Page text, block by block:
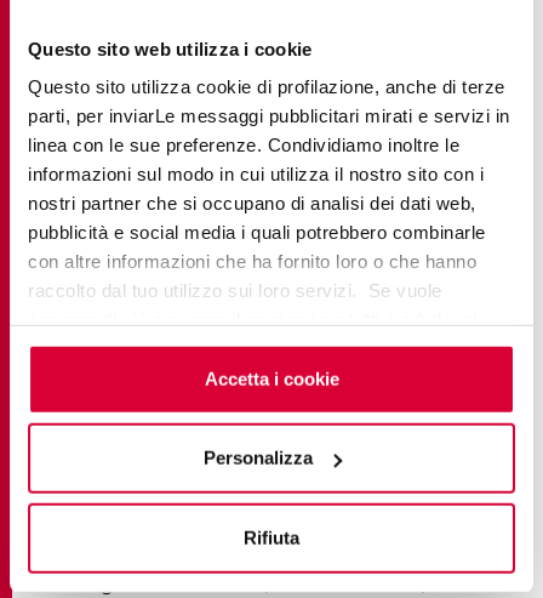
Questo sito web utilizza i cookie
Questo sito utilizza cookie di profilazione, anche di terze
parti, per inviarLe messaggi pubblicitari mirati e servizi in
linea con le sue preferenze. Condividiamo inoltre le
informazioni sul modo in cui utilizza il nostro sito con i
nostri partner che si occupano di analisi dei dati web,
pubblicità e social media i quali potrebbero combinarle
con altre informazioni che ha fornito loro o che hanno
raccolto dal tuo utilizzo sui loro servizi. Se vuole
cookieclicchi qui. Il consenso può essere espresso
cliccando sul tasto “Accetta i cookie”. Se non vuole i
cookie di profilazione può negare il consenso sul tasto
Accetta i cookie
Personalizza
Rifiuta
Für alle Formate ideal, von den kleinsten bis zu
den größten
Diagonale Verlegung: Ein Verschnitt von 15 % ist
erforderlich.
In diesem Fall sind mehrere Schnitte
erforderlich, insbesondere in den Ecken
Der Abfall nimmt mit zunehmendem Format zu
Fischgrätenverlegung: 18-20 % Verschnitt
Zahlreiche Schnitte sind erforderlich, um das
Muster zu erstellen
Besonders für kleine und mittlere Formate
Praktisches Beispiel einer Berechnung:
Zu bedeckende Fläche: 25 m²
Verlegeart: Standard (10 % Verschnitt)